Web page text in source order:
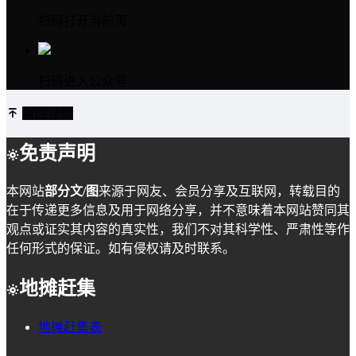
免责声明
本网站部分文/图来源于网友、会员分享及互联网，转载目的
在于传递更多信息及用于网络分享，并不意味着本网站赞同其
观点或证实其内容的真实性，我们不对其科学性、严肃性等作
任何形式的保证。如有侵权请及时联系。
地摊赶集
地摊赶集表